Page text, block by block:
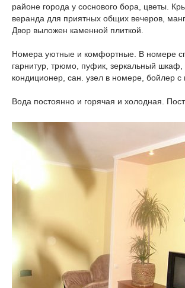
районе города у соснового бора, цветы.
веранда для приятных общих вечеров,
Двор выложен каменной плиткой.
Номера уютные и комфортные. В номере
гарнитур, трюмо, пуфик, зеркальный шкаф,
кондиционер, сан. узел в номере, бойлер с
Вода постоянно и горячая и холодная.